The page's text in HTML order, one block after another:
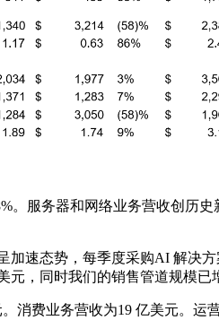
服务器和网络业务营收创历
速态势，每季度采购AI 解决
元，同时我们的销售管道规模已
消费业务营收为19 亿美元。运